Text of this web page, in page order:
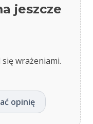
jeszcze
się wrażeniami.
opinię